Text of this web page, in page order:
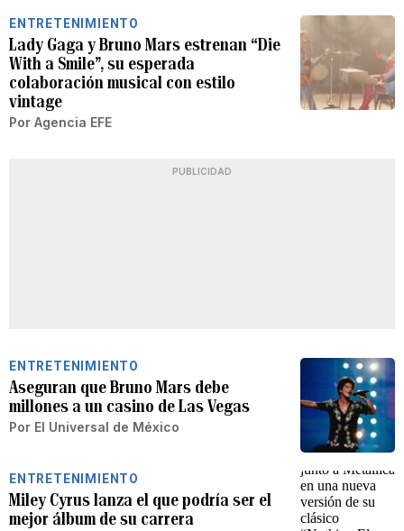
ENTRETENIMIENTO
Lady Gaga y Bruno Mars estrenan “Die
With a Smile”, su esperada
colaboración musical con estilo
vintage
Por Agencia EFE
PUBLICIDAD
ENTRETENIMIENTO
Aseguran que Bruno Mars debe
millones a un casino de Las Vegas
Por El Universal de México
ENTRETENIMIENTO
Miley Cyrus lanza el que podría ser el
mejor álbum de su carrera